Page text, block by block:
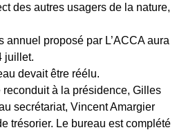
des autres usagers de la nature,
annuel proposé par L’ACCA aura
juillet.
devait être réélu.
reconduit à la présidence, Gilles
secrétariat, Vincent Amargier
trésorier. Le bureau est complété